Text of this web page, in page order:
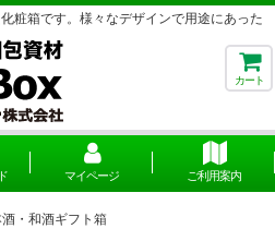
粧箱です。様々なデザインで用途にあった
カート
マイページ ご利用案内
酒・和酒ギフト箱